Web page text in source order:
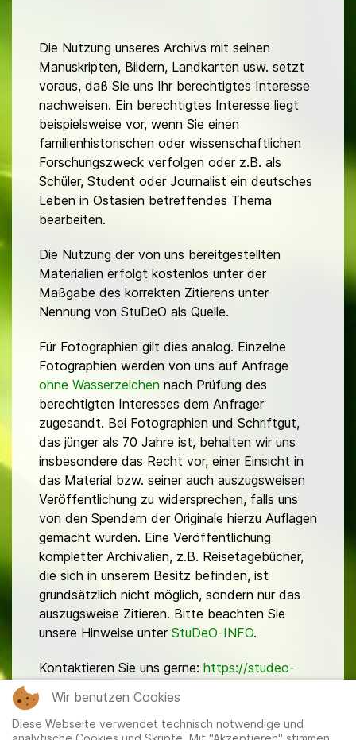
Die Nutzung unseres Archivs mit seinen
Manuskripten, Bildern, Landkarten usw. setzt
voraus, daß Sie uns Ihr berechtigtes Interesse
nachweisen. Ein berechtigtes Interesse liegt
beispielsweise vor, wenn Sie einen
familienhistorischen oder wissenschaftlichen
Forschungszweck verfolgen oder z.B. als
Schüler, Student oder Journalist ein deutsches
Leben in Ostasien betreffendes Thema
bearbeiten.
Die Nutzung der von uns bereitgestellten
Materialien erfolgt kostenlos unter der
Maßgabe des korrekten Zitierens unter
Nennung von StuDeO als Quelle.
Für Fotographien gilt dies analog. Einzelne
Fotographien werden von uns auf Anfrage
ohne Wasserzeichen nach Prüfung des
berechtigten Interesses dem Anfrager
zugesandt. Bei Fotographien und Schriftgut,
das jünger als 70 Jahre ist, behalten wir uns
insbesondere das Recht vor, einer Einsicht in
das Material bzw. seiner auch auszugsweisen
Veröffentlichung zu widersprechen, falls uns
von den Spendern der Originale hierzu Auflagen
gemacht wurden. Eine Veröffentlichung
kompletter Archivalien, z.B. Reisetagebücher,
die sich in unserem Besitz befinden, ist
grundsätzlich nicht möglich, sondern nur das
auszugsweise Zitieren. Bitte beachten Sie
unsere Hinweise unter StuDeO-INFO.
Kontaktieren Sie uns gerne: https://studeo-
Wir benutzen Cookies
Diese Webseite verwendet technisch notwendige und